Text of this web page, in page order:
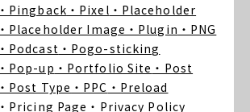
・Pingback ・Pixel ・Placeholder
・Placeholder Image ・Plugin ・PNG
・Podcast ・Pogo-sticking
・Pop-up ・Portfolio Site ・Post
・Post Type ・PPC ・Preload
・Pricing Page ・Privacy Policy